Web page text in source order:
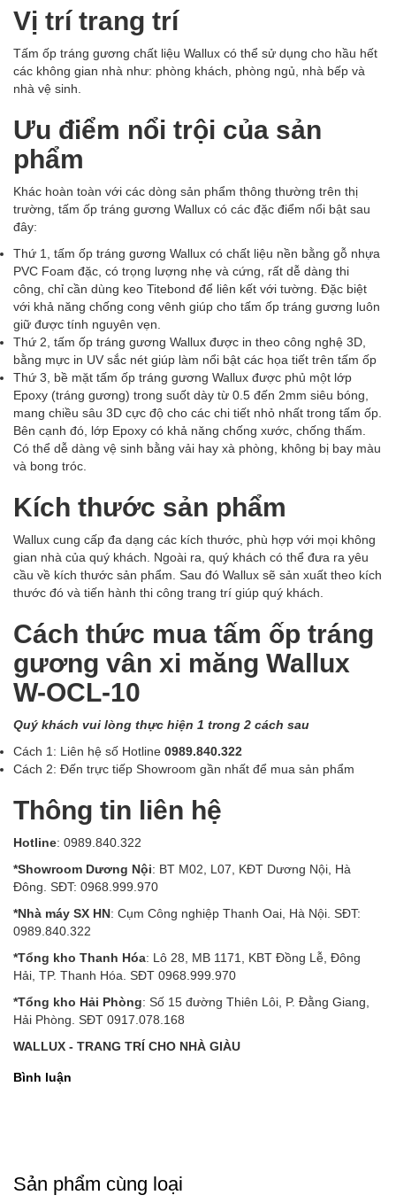
Vị trí trang trí
Tấm ốp tráng gương chất liệu Wallux có thể sử dụng cho hầu hết
các không gian nhà như: phòng khách, phòng ngủ, nhà bếp và
nhà vệ sinh.
Ưu điểm nổi trội của sản
phẩm
Khác hoàn toàn với các dòng sản phẩm thông thường trên thị
trường, tấm ốp tráng gương Wallux có các đặc điểm nổi bật sau
đây:
Thứ 1, tấm ốp tráng gương Wallux có chất liệu nền bằng gỗ nhựa
PVC Foam đặc, có trọng lượng nhẹ và cứng, rất dễ dàng thi
công, chỉ cần dùng keo Titebond để liên kết với tường. Đặc biệt
với khả năng chống cong vênh giúp cho tấm ốp tráng gương luôn
giữ được tính nguyên vẹn.
Thứ 2, tấm ốp tráng gương Wallux được in theo công nghệ 3D,
bằng mực in UV sắc nét giúp làm nổi bật các họa tiết trên tấm ốp
Thứ 3, bề mặt tấm ốp tráng gương Wallux được phủ một lớp
Epoxy (tráng gương) trong suốt dày từ 0.5 đến 2mm siêu bóng,
mang chiều sâu 3D cực độ cho các chi tiết nhỏ nhất trong tấm ốp.
Bên cạnh đó, lớp Epoxy có khả năng chống xước, chống thấm.
Có thể dễ dàng vệ sinh bằng vải hay xà phòng, không bị bay màu
và bong tróc.
Kích thước sản phẩm
Wallux cung cấp đa dạng các kích thước, phù hợp với mọi không
gian nhà của quý khách. Ngoài ra, quý khách có thể đưa ra yêu
cầu về kích thước sản phẩm. Sau đó Wallux sẽ sản xuất theo kích
thước đó và tiến hành thi công trang trí giúp quý khách.
Cách thức mua tấm ốp tráng
gương vân xi măng Wallux
W-OCL-10
Quý khách vui lòng thực hiện 1 trong 2 cách sau
Cách 1: Liên hệ số Hotline 0989.840.322
Cách 2: Đến trực tiếp Showroom gần nhất để mua sản phẩm
Thông tin liên hệ
Hotline: 0989.840.322
*Showroom Dương Nội: BT M02, L07, KĐT Dương Nội, Hà
Đông. SĐT: 0968.999.970
*Nhà máy SX HN: Cụm Công nghiệp Thanh Oai, Hà Nội. SĐT:
0989.840.322
*Tổng kho Thanh Hóa: Lô 28, MB 1171, KBT Đồng Lễ, Đông
Hải, TP. Thanh Hóa. SĐT 0968.999.970
*Tổng kho Hải Phòng: Số 15 đường Thiên Lôi, P. Đằng Giang,
Hải Phòng. SĐT 0917.078.168
WALLUX - TRANG TRÍ CHO NHÀ GIÀU
Bình luận
Sản phẩm cùng loại